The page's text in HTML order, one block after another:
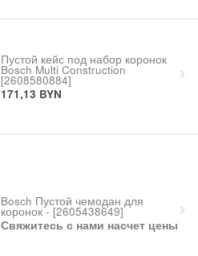
Пустой кейс под набор коронок
Bosch Multi Construction
[2608580884]
171,13 BYN
Bosch Пустой чемодан для
коронок - [2605438649]
Свяжитесь с нами насчет цены